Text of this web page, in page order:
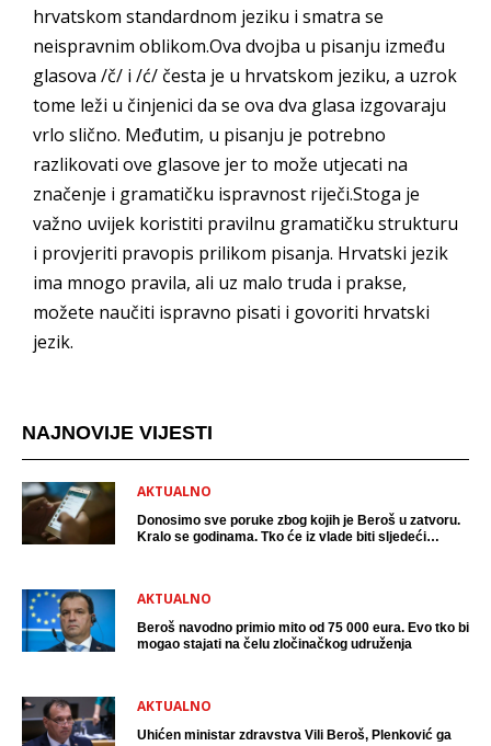
hrvatskom standardnom jeziku i smatra se
neispravnim oblikom.Ova dvojba u pisanju između
glasova /č/ i /ć/ česta je u hrvatskom jeziku, a uzrok
tome leži u činjenici da se ova dva glasa izgovaraju
vrlo slično. Međutim, u pisanju je potrebno
razlikovati ove glasove jer to može utjecati na
značenje i gramatičku ispravnost riječi.Stoga je
važno uvijek koristiti pravilnu gramatičku strukturu
i provjeriti pravopis prilikom pisanja. Hrvatski jezik
ima mnogo pravila, ali uz malo truda i prakse,
možete naučiti ispravno pisati i govoriti hrvatski
jezik.
NAJNOVIJE VIJESTI
AKTUALNO
Donosimo sve poruke zbog kojih je Beroš u zatvoru.
Kralo se godinama. Tko će iz vlade biti sljedeći
AKTUALNO
Beroš navodno primio mito od 75 000 eura. Evo tko bi
mogao stajati na čelu zločinačkog udruženja
AKTUALNO
Uhićen ministar zdravstva Vili Beroš, Plenković ga